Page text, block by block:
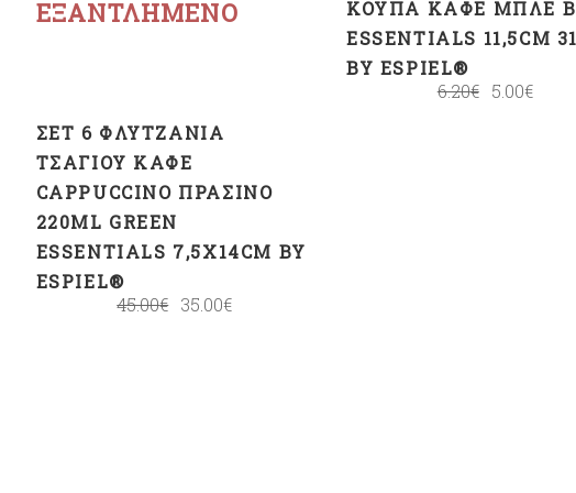
ΕΞΑΝΤΛΗΜΈΝΟ
ΣΕΤ 6 ΦΛΥΤΖΆΝΙΑ
ΤΣΑΓΙΟΎ ΚΑΦΈ
CAPPUCCINO ΠΡΆΣΙΝΟ
220ML GREEN
ESSENTIALS 7,5X14CM BY
ESPIEL®
45.00€ 35.00€
ΚΟΎΠΑ ΚΑΦΈ ΜΠΛΕ
ESSENTIALS 11,5CM
BY ESPIEL®
6.20€ 5.00€